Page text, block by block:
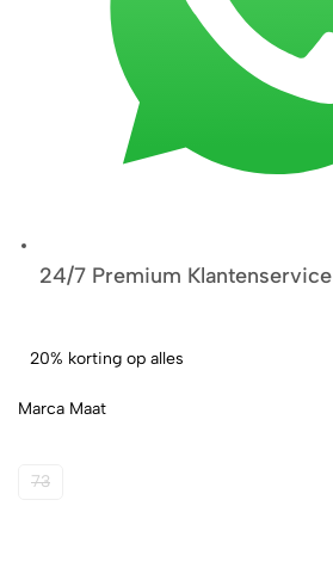
24/7 Premium Klantenservice
20% korting op alles
Marca Maat
73